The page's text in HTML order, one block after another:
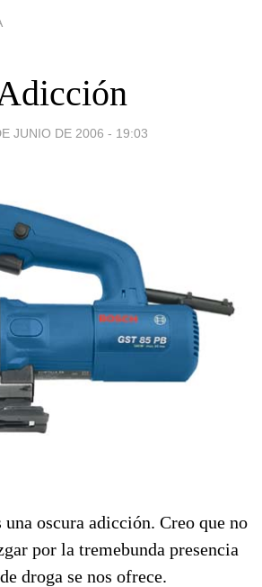
JUNIO DE 2006 - 19:03
una oscura adicción. Creo que no
por la tremebunda presencia
droga se nos ofrece.